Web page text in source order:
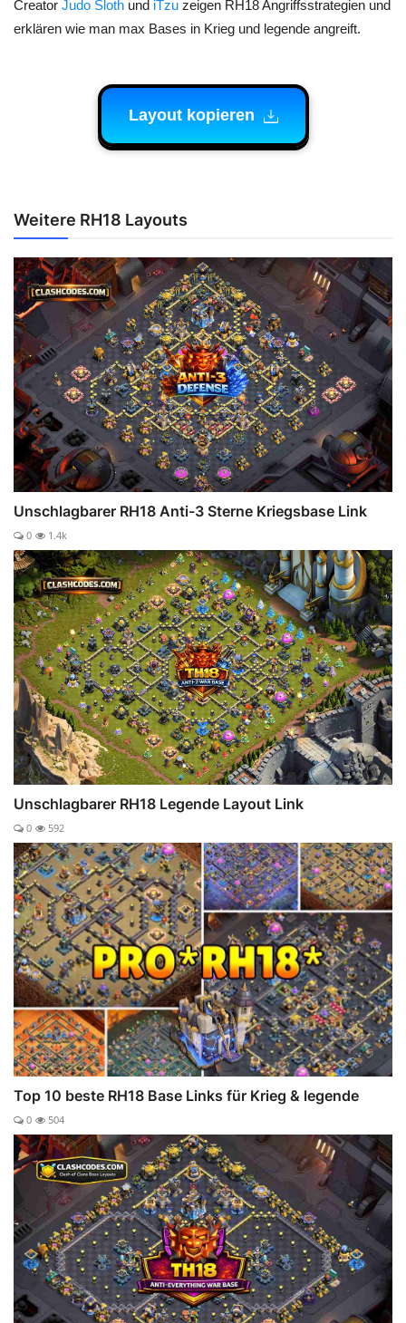
Creator Judo Sloth und iTzu zeigen RH18 Angriffsstrategien und
erklären wie man max Bases in Krieg und legende angreift.
Layout kopieren
Weitere RH18 Layouts
Unschlagbarer RH18 Anti-3 Sterne Kriegsbase Link
0 1.4k
Unschlagbarer RH18 Legende Layout Link
0 592
Top 10 beste RH18 Base Links für Krieg & legende
0 504